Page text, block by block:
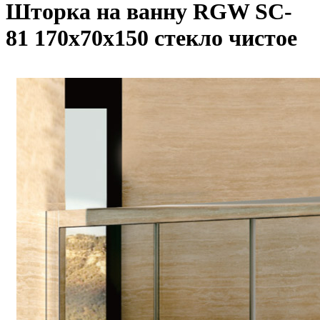
Шторка на ванну RGW SC-
81 170х70х150 стекло чистое